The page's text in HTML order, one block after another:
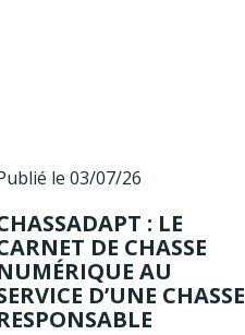
le 03/07/26
: LE
DE CHASSE
AU
D’UNE CHASSE